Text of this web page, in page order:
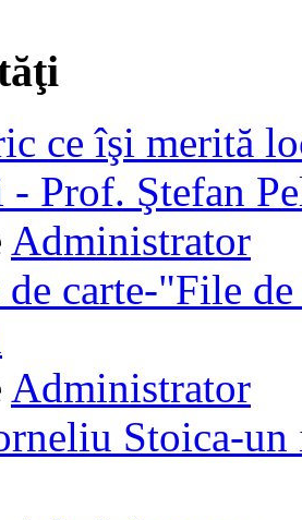
ce îşi merită
- Prof. Ştefan
Administrator
de carte-"File
Administrator
Stoica-